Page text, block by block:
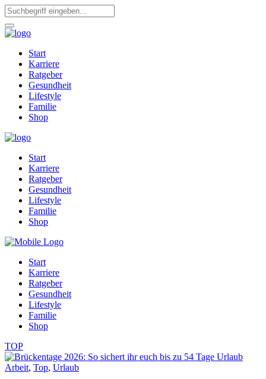
Start
Karriere
Ratgeber
Gesundheit
Lifestyle
Familie
Shop
Start
Karriere
Ratgeber
Gesundheit
Lifestyle
Familie
Shop
Start
Karriere
Ratgeber
Gesundheit
Lifestyle
Familie
Shop
TOP
Arbeit, Top, Urlaub